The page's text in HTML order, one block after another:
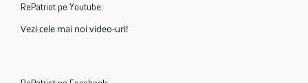
RePatriot pe Youtube:
Vezi cele mai noi video-uri!